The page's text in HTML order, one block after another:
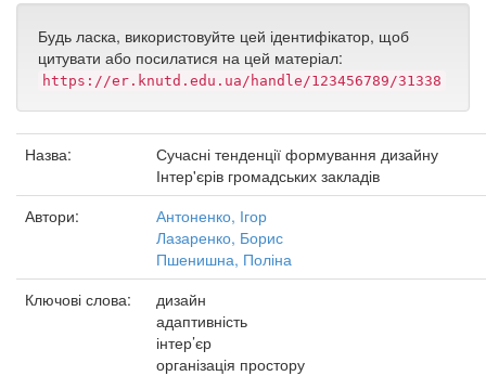
Будь ласка, використовуйте цей ідентифікатор, щоб
цитувати або посилатися на цей матеріал:
https://er.knutd.edu.ua/handle/123456789/31338
Назва:
Сучасні тенденції формування дизайну
Інтер'єрів громадських закладів
Автори:
Антоненко, Ігор
Лазаренко, Борис
Пшенишна, Поліна
Ключові слова:
дизайн
адаптивність
інтер’єр
організація простору